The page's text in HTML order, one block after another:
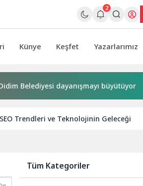
2
Künye Keşfet Yazarlarımız
Belediyesi dayanışmayı büyütüyor
Trendleri ve Teknolojinin Geleceği
Tüm Kategoriler